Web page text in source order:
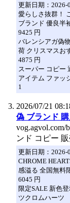
更新日期：
愛らしさ抜群！
ブランド 優良半
9425 円
バレンシアガ偽
荷 クリスマスお
4875 円
スーパー コピー
アイテム ファッ
1
2026/07/21
偽 ブランド
vog.agvol.com/
ンド コピー
更新日期：
CHROME
感溢る 全国無料
6045 円
限定SALE 新色
ツクロムハーツ